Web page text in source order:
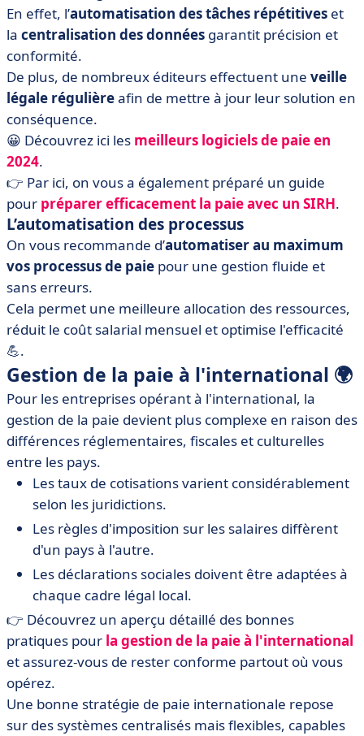
En effet, l’automatisation des tâches répétitives et
la centralisation des données garantit précision et
conformité.
De plus, de nombreux éditeurs effectuent une veille
légale régulièreafin de mettre à jour leur solution en
conséquence.
😀 Découvrez ici les meilleurs logiciels de paie en
2024.
👉 Par ici, on vous a également préparé un guide
pour préparerefficacement la paieavec un SIRH.
L’automatisation des processus
On vous recommande d’automatiser au maximum
vos processus de paie pour une gestion fluide et
sans erreurs.
Cela permet une meilleure allocation des ressources,
réduit le coût salarial mensuel et optimise l'efficacité
💪.
Gestion de la paie à l'international 🌍
Pour les entreprises opérant à l'international, la
gestion de la paie devient plus complexe en raison des
différences réglementaires, fiscales et culturelles
entre les pays.
Les taux de cotisations varient considérablement
selon les juridictions.
Les règles d'imposition sur les salaires diffèrent
d'un pays à l'autre.
Les déclarations sociales doivent être adaptées à
chaque cadre légal local.
👉 Découvrez un aperçu détaillé des bonnes
pratiques pour la gestion de la paieà l'international
et assurez-vous de rester conforme partout où vous
opérez.
Une bonne stratégie de paie internationale repose
sur des systèmes centralisés mais flexibles, capables